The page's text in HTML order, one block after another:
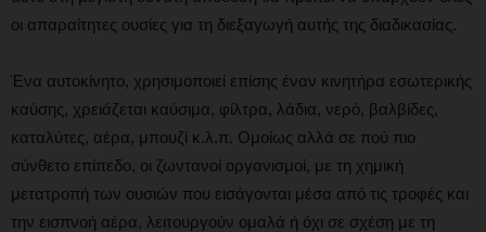
οι απαραίτητες ουσίες για τη διεξαγωγή αυτής της διαδικασίας.
Ένα αυτοκίνητο, χρησιμοποιεί επίσης έναν κινητήρα εσωτερικής
καύσης, χρειάζεται καύσιμα, φίλτρα, λάδια, νερό, βαλβίδες,
καταλύτες, αέρα, μπουζί κ.λ.π. Ομοίως αλλά σε πού πιο
σύνθετο επίπεδο, οι ζωντανοί οργανισμοί, με τη χημική
μετατροπή των ουσιών που εισάγονται μέσα από τις τροφές και
την εισπνοή αέρα, λειτουργούν ομαλά ή όχι σε σχέση με τη